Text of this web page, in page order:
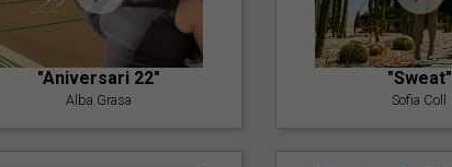
"Aniversari 22"
Alba Grasa
"Sweat"
Sofia Coll